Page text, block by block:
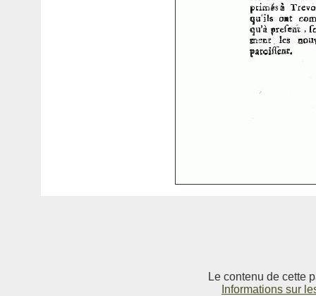
Le contenu de cette
Informations sur